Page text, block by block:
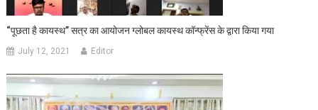
“पूछता है कायस्थ” सत्र का आयोजन ग्लोबल कायस्थ कॉन्फ्रेंस के द्वारा किया गया
July 12, 2021 Editor